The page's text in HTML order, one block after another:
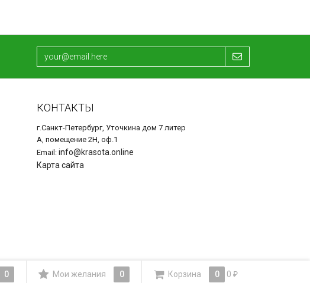
КОНТАКТЫ
г.Санкт-Петербург, Уточкина дом 7 литер
А, помещение 2Н, оф.1
Email: info@krasota.online
Карта сайта
0 Мои желания 0 Корзина 0 0 ₽